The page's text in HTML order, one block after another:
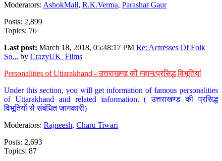
Moderators: AshokMall, R.K.Verma, Parashar Gaur
Posts: 2,899
Topics: 76
Last post: March 18, 2018, 05:48:17 PM Re: Actresses Of Folk
So... by CrazyUK_Films
Personalities of Uttarakhand - उत्तराखण्ड की महान/प्रसिद्ध विभूतियां
Under this section, you will get information of famous personalities
of Uttarakhand and related information. ( उत्तराखण्ड की प्रसिद्ध
विभूतियों से संबंधित जानकारी)
Moderators: Rajneesh, Charu Tiwari
Posts: 2,693
Topics: 87